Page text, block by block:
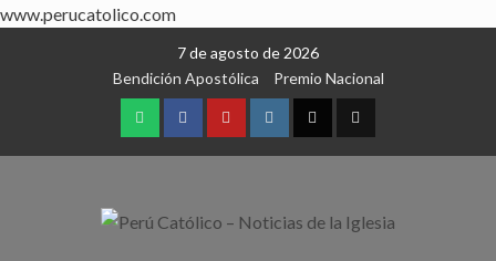
www.perucatolico.com
7 de agosto de 2026
Bendición Apostólica
Premio Nacional
WhatsAppFacebookYoutubeInstagram
X TikTok